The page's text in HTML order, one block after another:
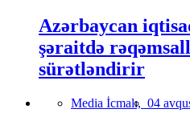
Azərbaycan
şəraitdə
sürətləndirir
Media İcmalı, 04